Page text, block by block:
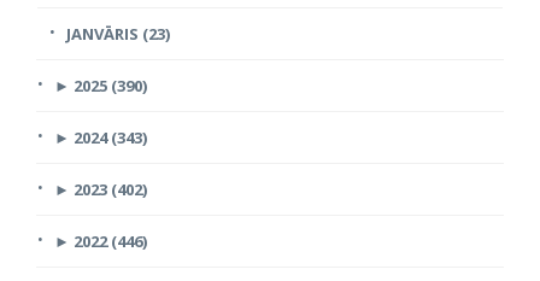
JANVĀRIS (23)
► 2025 (390)
► 2024 (343)
► 2023 (402)
► 2022 (446)